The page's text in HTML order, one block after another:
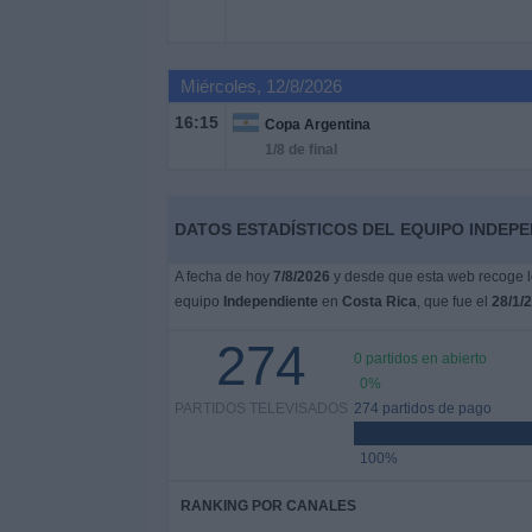
Miércoles, 12/8/2026
16:15
Copa Argentina
1/8 de final
DATOS ESTADÍSTICOS DEL EQUIPO
A fecha de hoy 7/8/2026 y desde que esta web recoge
equipo Independiente en Costa Rica, que fue el 28/1/
274
PARTIDOS TELEVISADOS
0 partidos en abierto
0%
274 partidos de pago
100%
RANKING POR CANALES